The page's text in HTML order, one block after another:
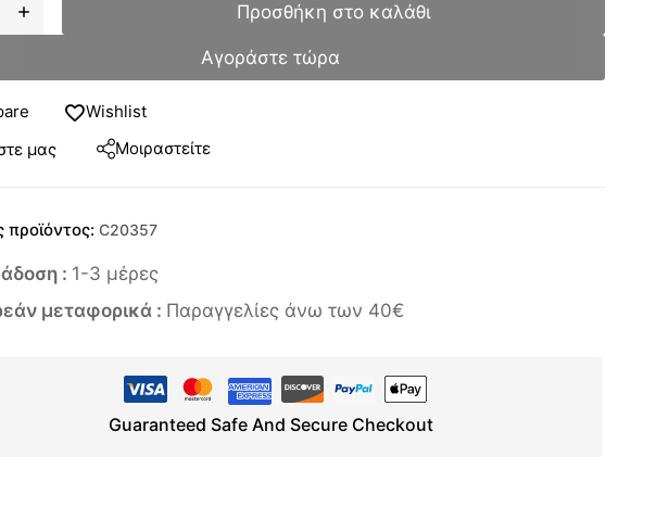
Προσθήκη στο καλάθι
Αγοράστε τώρα
Wishlist
μας
Μοιραστείτε
προϊόντος: C20357
: 1-3 μέρες
μεταφορικά : Παραγγελίες άνω των 40€
Guaranteed Safe And Secure Checkout